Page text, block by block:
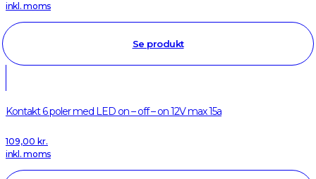
inkl. moms
Se produkt
Kontakt 6 poler med LED on – off – on 12V max 15a
109,00 kr.
inkl. moms